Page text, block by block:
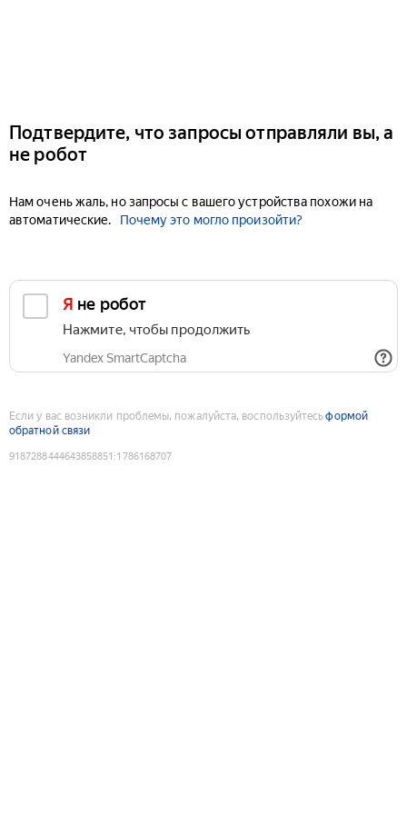
Подтвердите, что запросы отправляли вы, а
не робот
Нам очень жаль, но запросы с вашего устройства похожи на
автоматические.
Почему это могло произойти?
Я не робот
Нажмите, чтобы продолжить
Yandex SmartCaptcha
Если у вас возникли проблемы, пожалуйста, воспользуйтесьформой
обратной связи
9187288444643858851 :1786168707